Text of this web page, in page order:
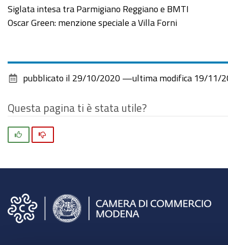
Siglata intesa tra Parmigiano Reggiano e BMTI
Oscar Green: menzione speciale a Villa Forni
pubblicato il 29/10/2020 —ultima modifica 19/11/
Questa pagina ti è stata utile?